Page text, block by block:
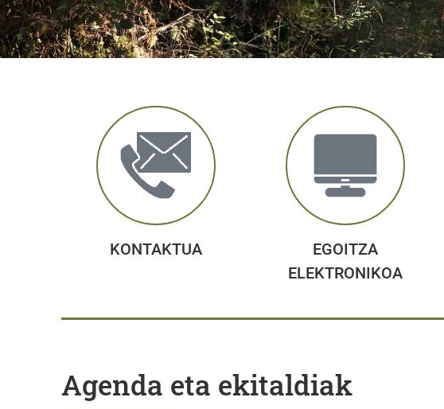
KONTAKTUA
EGOITZA
ELEKTRONIKOA
Agenda eta ekitaldiak